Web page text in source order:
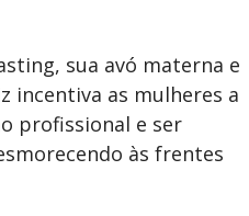
sua avó materna e
incentiva as mulheres a
profissional e ser
às frentes